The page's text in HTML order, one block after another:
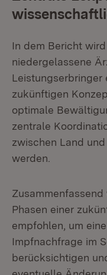
In dem Bericht
niedergelassene
zukünftigen
optimale
zentrale
zwischen Land
werden.
Phasen einer
empfohlen, um
Impfnachfrage im
berücksichtigen